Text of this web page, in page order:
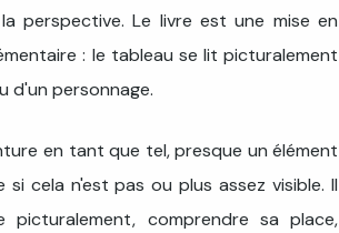
perspective. Le livre est une mise en
: le tableau se lit picturalement
d'un personnage.
en tant que tel, presque un élément
cela n'est pas ou plus assez visible. Il
comprendre sa place,